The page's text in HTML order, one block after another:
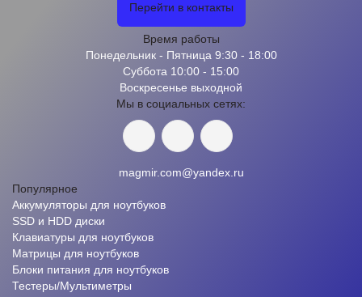
Перейти в контакты
Время работы
Понедельник - Пятница 9:30 - 18:00
Суббота 10:00 - 15:00
Воскресенье выходной
Мы в социальных сетях:
magmir.com@yandex.ru
Популярное
Аккумуляторы для ноутбуков
SSD и HDD диски
Клавиатуры для ноутбуков
Матрицы для ноутбуков
Блоки питания для ноутбуков
Тестеры/Мультиметры